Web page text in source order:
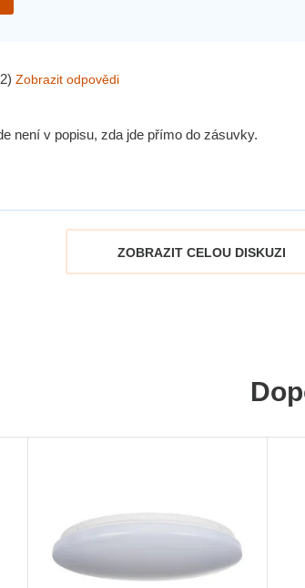
Zobrazit odpovědi
není v popisu, zda jde přímo do zásuvky.
ZOBRAZIT CELOU DISKUZI